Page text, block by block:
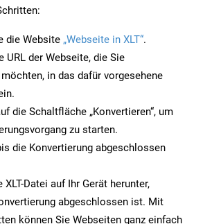
die Website „Webseite in XLT“.
URL der Webseite, die Sie
in das dafür vorgesehene
die Schaltfläche „Konvertieren“, um
zu starten.
die Konvertierung abgeschlossen
XLT-Datei auf Ihr Gerät herunter,
abgeschlossen ist. Mit
können Sie Webseiten ganz einfach